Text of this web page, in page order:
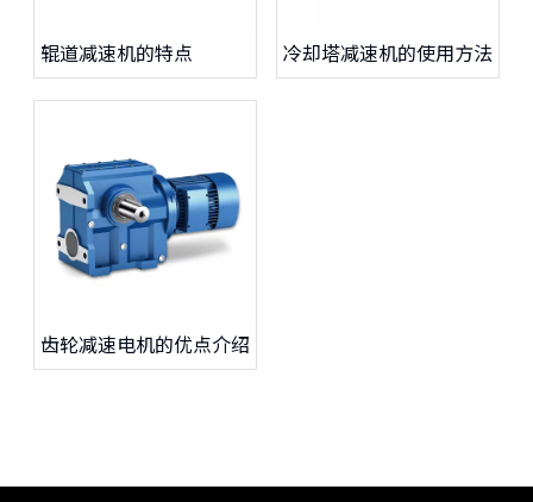
辊道减速机的特点 冷却塔减速机的使用方法
齿轮减速电机的优点介绍